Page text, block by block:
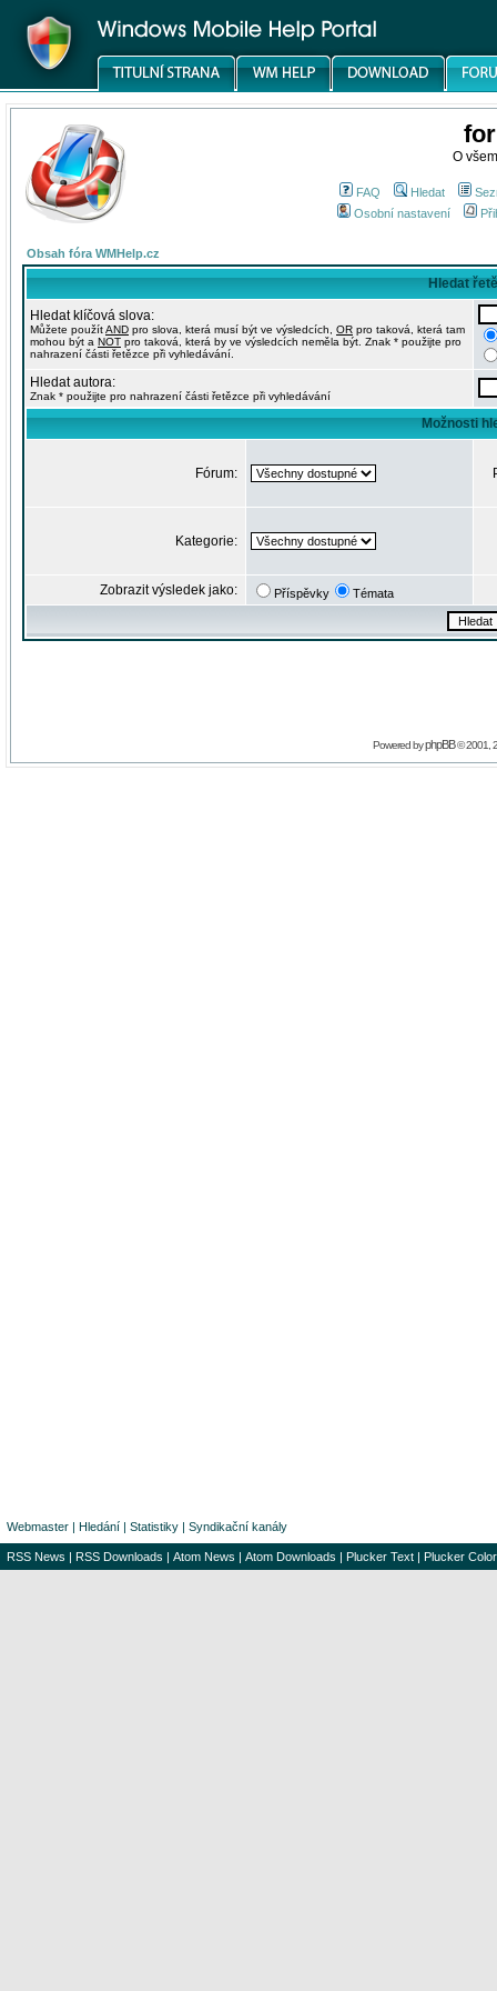
O
FAQ Hledat
Osobní nastavení
Obsah fóra WMHelp.cz
Hledat
Hledat klíčová slova:
Můžete použítAND pro slova, která musí být ve výsledcích, OR pro taková, která tam
mohou být a NOT pro taková, která by ve výsledcích neměla být. Znak * použijte pro
nahrazení části řetězce při vyhledávání.
Hledat autora:
Znak * použijte pro nahrazení části řetězce při vyhledávání
Možnosti
Fórum:
Kategorie:
Zobrazit výsledek jako: Příspěvky Témata
Powered byphpBB© 2001,
Webmaster | Hledání | Statistiky | Syndikační kanály
RSS News | RSS Downloads | Atom News | Atom Downloads | Plucker Text | Plucker Color